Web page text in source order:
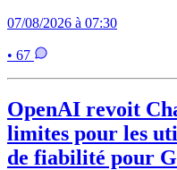
07/08/2026 à 07:30
• 67
OpenAI revoit
limites pour les
de fiabilité pour